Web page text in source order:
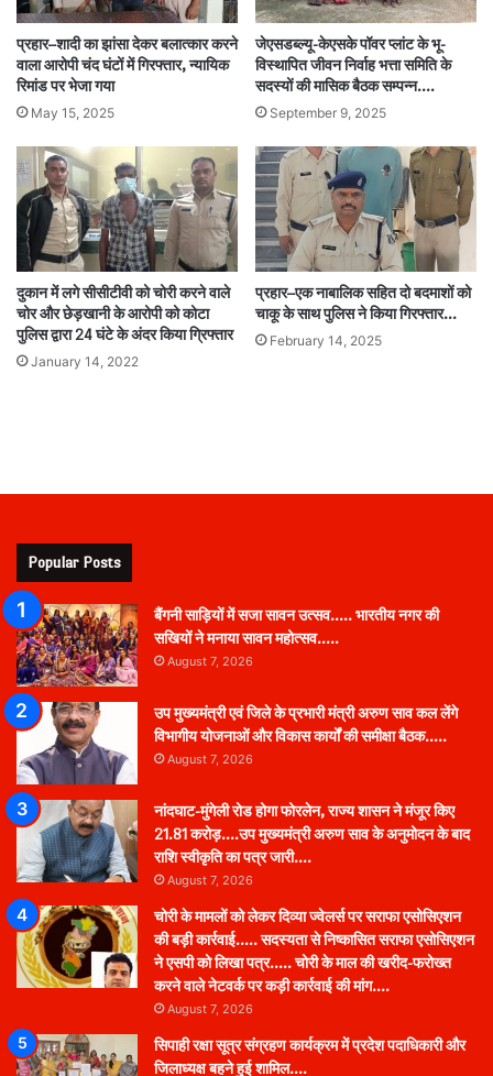
प्रहार–शादी का झांसा देकर बलात्कार करने
वाला आरोपी चंद घंटों में गिरफ्तार, न्यायिक
रिमांड पर भेजा गया
May 15, 2025
जेएसडब्ल्यू-केएसके पॉवर प्लांट के भू-
विस्थापित जीवन निर्वाह भत्ता समिति के
सदस्यों की मासिक बैठक सम्पन्न….
September 9, 2025
दुकान में लगे सीसीटीवी को चोरी करने वाले
चोर और छेड़खानी के आरोपी को कोटा
पुलिस द्वारा 24 घंटे के अंदर किया ग्रिफ्तार
January 14, 2022
प्रहार–एक नाबालिक सहित दो बदमाशों को
चाकू के साथ पुलिस ने किया गिरफ्तार…
February 14, 2025
Popular Posts
बैंगनी साड़ियों में सजा सावन उत्सव….. भारतीय नगर की
सखियों ने मनाया सावन महोत्सव…..
August 7, 2026
उप मुख्यमंत्री एवं जिले के प्रभारी मंत्री अरुण साव कल लेंगे
विभागीय योजनाओं और विकास कार्यों की समीक्षा बैठक…..
August 7, 2026
नांदघाट-मुंगेली रोड होगा फोरलेन, राज्य शासन ने मंजूर किए
21.81 करोड़….उप मुख्यमंत्री अरुण साव के अनुमोदन के बाद
राशि स्वीकृति का पत्र जारी….
August 7, 2026
चोरी के मामलों को लेकर दिव्या ज्वेलर्स पर सराफा एसोसिएशन
की बड़ी कार्रवाई….. सदस्यता से निष्कासित सराफा एसोसिएशन
ने एसपी को लिखा पत्र….. चोरी के माल की खरीद-फरोख्त
करने वाले नेटवर्क पर कड़ी कार्रवाई की मांग….
August 7, 2026
सिपाही रक्षा सूत्र संग्रहण कार्यक्रम में प्रदेश पदाधिकारी और
जिलाध्यक्ष बहने हुई शामिल….